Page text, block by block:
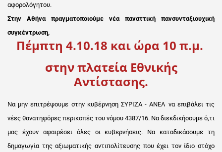
αφορολόγητου.
Στην Αθήνα πραγματοποιούμε νέα παναττική πανσυνταξιουχική
συγκέντρωση,
Πέμπτη 4.10.18 και ώρα 10 π.μ.
στην πλατεία Εθνικής
Αντίστασης.
Να μην επιτρέψουμε στην κυβέρνηση ΣΥΡΙΖΑ - ΑΝΕΛ να επιβάλει τις
νέες θανατηφόρες περικοπές του νόμου 4387/16. Να διεκδικήσουμε ό,τι
μας έχουν αφαιρέσει όλες οι κυβερνήσεις. Να καταδικάσουμε τη
δημαγωγία της αξιωματικής αντιπολίτευσης που έχει τον ίδιο στόχο